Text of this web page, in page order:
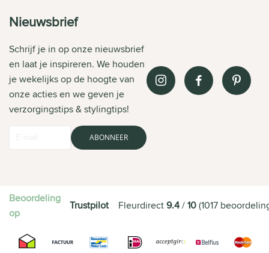
Nieuwsbrief
Schrijf je in op onze nieuwsbrief
en laat je inspireren. We houden
je wekelijks op de hoogte van
onze acties en we geven je
verzorgingstips & stylingtips!
ABONNEER
Beoordeling
op
Trustpilot Fleurdirect9.4/10(1017